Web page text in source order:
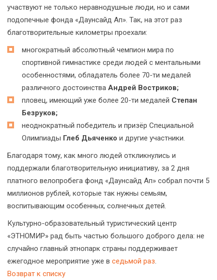
участвуют не только неравнодушные люди, но и сами
подопечные фонда «Даунсайд Ап». Так, на этот раз
благотворительные километры проехали:
многократный абсолютный чемпион мира по
спортивной гимнастике среди людей с ментальными
особенностями, обладатель более 70-ти медалей
различного достоинства Андрей Востриков;
пловец, имеющий уже более 20-ти медалей Степан
Безруков;
неоднократный победитель и призёр Специальной
Олимпиады Глеб Дьяченко и другие участники.
Благодаря тому, как много людей откликнулись и
поддержали благотворительную инициативу, за 2 дня
платного велопробега фонд «Даунсайд Ап» собрал почти 5
миллионов рублей, которые так нужны семьям,
воспитывающим особенных, солнечных детей.
Культурно-образовательный туристический центр
«ЭТНОМИР» рад быть частью большого доброго дела: не
случайно главный этнопарк страны поддерживает
ежегодное мероприятие уже в седьмой раз.
Возврат к списку